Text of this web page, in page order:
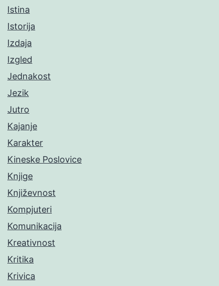
Istina
Istorija
Izdaja
Izgled
Jednakost
Jezik
Jutro
Kajanje
Karakter
Kineske Poslovice
Knjige
Književnost
Kompjuteri
Komunikacija
Kreativnost
Kritika
Krivica